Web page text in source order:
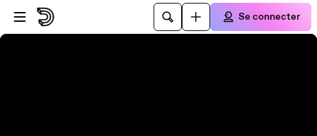
Passer au player
Passer au contenu principal
Se connecter